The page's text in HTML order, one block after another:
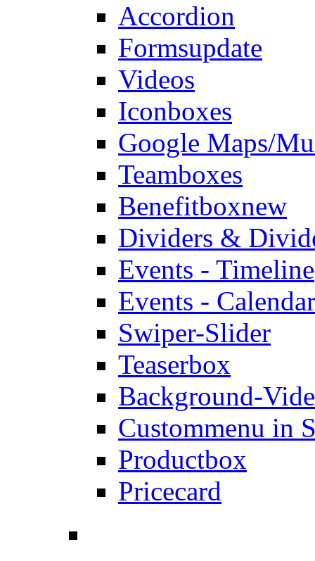
Accordion
Formsupdate
Videos
Iconboxes
Google Maps/
Teamboxes
Benefitboxnew
Dividers &
Events - Timeline
Events -
Swiper-Slider
Teaserbox
Background-
Custommenu in
Productbox
Pricecard